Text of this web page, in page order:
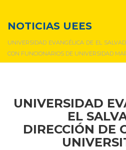
NOTICIAS UEES
UNIVERSIDAD EVANGÉLICA DE EL
CON FUNCIONARIOS DE UNIVERSIDAD
UNIVERSIDAD
EL
DIRECCIÓN DE